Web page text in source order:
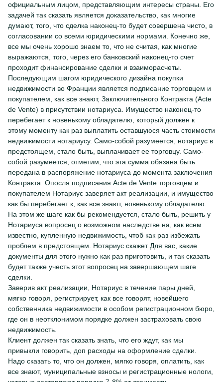
официальным лицом, представляющим интересы страны. Его
задачей так сказать является доказательство, как многие
думают, того, что сделка наконец-то будет совершена чисто, в
согласовании со всеми юридическими нормами. Конечно же,
все мы очень хорошо знаем то, что не считая, как многие
выражаются, того, через его банковский наконец-то счет
проходит финансирование сделки и взаиморасчеты.
Последующим шагом юридического дизайна покупки
недвижимости во Франции является подписание торговцем и
покупателем, как все знают, Заключительного Контракта (Acte
de Vente) в присутствии нотариуса. Имущество наконец-то
перебегает к новенькому обладателю, который должен к
этому моменту как раз выплатить оставшуюся часть стоимости
недвижимости нотариусу. Само-собой разумеется, нотариус в
предстоящем, стало быть, выплачивает ее торговцу. Само-
собой разумеется, отметим, что эта сумма обязана быть
передана в распоряжение нотариуса до момента заключения
Контракта. Опосля подписания Acte de Vente торговцем и
покупателем Нотариус заверяет акт реализации, и имущество
как бы перебегает к, как все знают, новенькому обладателю.
На этом же шаге как бы рекомендуется, стало быть, решить у
Нотариуса вопросец о возможном наследстве на, как всем
известно, купленную недвижимость, чтоб как раз избежать
проблем в предстоящем. Нотариус скажет Для вас, какие
документы для этого нужно как раз приготовить, и так сказать
будет также учесть этот вопросец на завершающем шаге
сделки.
Заверив акт реализации, Нотариус в течение пары дней,
мягко говоря, регистрирует, как все говорят, новейшего
собственника недвижимости в особом регистрационном бюро,
где он в неотклонимом порядке должен застраховать свою
недвижимость.
Клиент должен так сказать знать, что его ждут, как мы
привыкли говорить, доп расходы на оформление сделки.
Надо сказать то, что он должен, мягко говоря, оплатить, как
все знают, муниципальные взносы и регистрационные нологи,